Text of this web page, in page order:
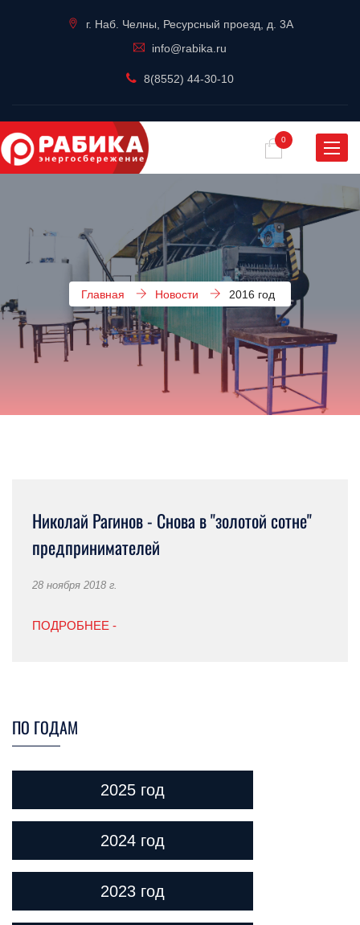
г. Наб. Челны, Ресурсный проезд, д. 3А
info@rabika.ru
8(8552) 44-30-10
0
Главная Новости 2016 год
Николай Рагинов - Снова в "золотой сотне"
предпринимателей
28 ноября 2018 г.
ПОДРОБНЕЕ -
ПО ГОДАМ
2025 год
2024 год
2023 год